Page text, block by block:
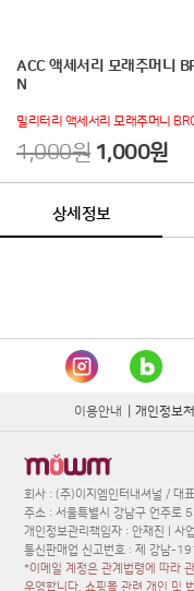
ACC 액세서리 모래주머니
N
밀리터리 액세서리 모래주머니
1,000원 1,000원
상세정보
이용안내 개인정보
회사 : (주)이지엠인터내셔널 / 대
주소 : 서울특별시 강남구 언주로
개인정보관리책임자 : 안재진 |
통신판매업 신고번호 : 제 강남-
*이메일 계정은 관계법령에 따라
운영합니다. 쇼핑몰 관련 개인 및